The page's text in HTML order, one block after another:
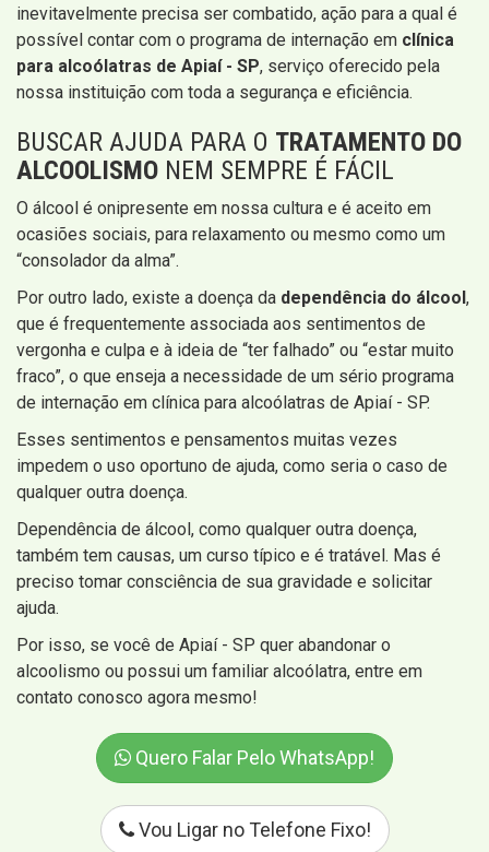
inevitavelmente precisa ser combatido, ação para a qual é
possível contar com o programa de internação em clínica
para alcoólatras de Apiaí - SP, serviço oferecido pela
nossa instituição com toda a segurança e eficiência.
BUSCAR AJUDA PARA O TRATAMENTO DO
ALCOOLISMO NEM SEMPRE É FÁCIL
O álcool é onipresente em nossa cultura e é aceito em
ocasiões sociais, para relaxamento ou mesmo como um
“consolador da alma”.
Por outro lado, existe a doença da dependência do álcool ,
que é frequentemente associada aos sentimentos de
vergonha e culpa e à ideia de “ter falhado” ou “estar muito
fraco”, o que enseja a necessidade de um sério programa
de internação em clínica para alcoólatras de Apiaí - SP.
Esses sentimentos e pensamentos muitas vezes
impedem o uso oportuno de ajuda, como seria o caso de
qualquer outra doença.
Dependência de álcool, como qualquer outra doença,
também tem causas, um curso típico e é tratável. Mas é
preciso tomar consciência de sua gravidade e solicitar
ajuda.
Por isso, se você de Apiaí - SP quer abandonar o
alcoolismo ou possui um familiar alcoólatra, entre em
contato conosco agora mesmo!
Quero Falar Pelo WhatsApp!
Vou Ligar no Telefone Fixo!